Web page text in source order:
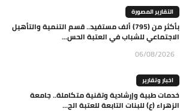
التقارير المصورة
بأكثر من (795) ألف مستفيد.. قسم التنمية والتأهيل
الاجتماعي للشباب في العتبة الحس...
06/08/2026
اخبار وتقارير
خدمات طبية وإرشادية وتقنية متكاملة.. جامعة
الزهراء (ع) للبنات التابعة للعتبة الح...